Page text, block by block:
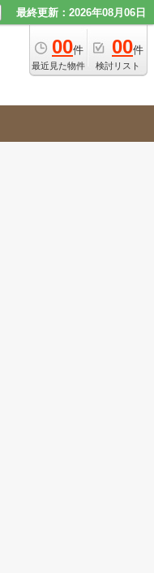
最終更新：2026年08月06日
00件
最近見た物件
00件
検討リスト